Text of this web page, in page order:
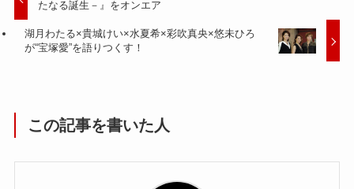
たなる誕生－』をオンエア
湖月わたる×貴城けい×水夏希×彩吹真央×悠未ひろ
が“宝塚愛”を語りつくす！
この記事を書いた人